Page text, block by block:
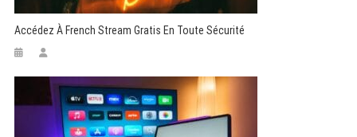
Accédez À French Stream Gratis En Toute Sécurité